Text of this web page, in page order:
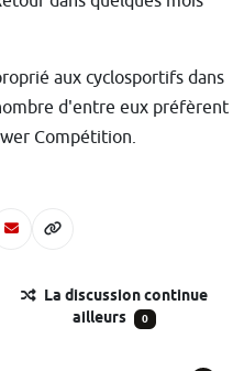
aux cyclosportifs dans
d'entre eux préfèrent
Compétition.
La discussion continue
ailleurs
0